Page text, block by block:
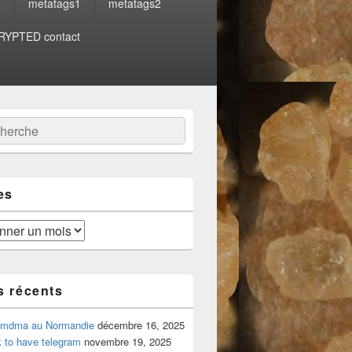
contact
récents
au Normandie décembre 16, 2025
to have telegram novembre 19, 2025